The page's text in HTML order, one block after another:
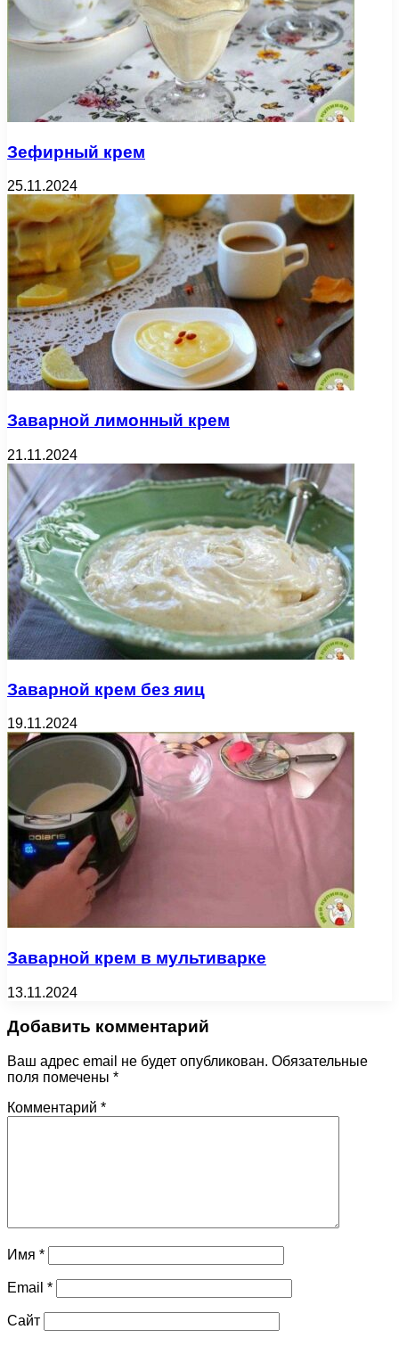
Зефирный крем
25.11.2024
Заварной лимонный крем
21.11.2024
Заварной крем без яиц
19.11.2024
Заварной крем в мультиварке
13.11.2024
Добавить комментарий
Ваш адрес email не будет опубликован. Обязательные
поля помечены *
Комментарий *
Имя *
Email *
Сайт